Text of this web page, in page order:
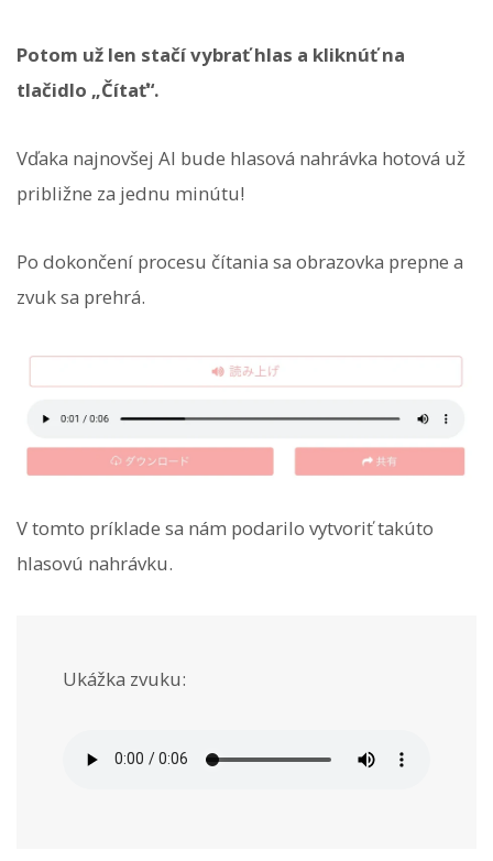
Potom už len stačí vybrať hlas a kliknúť na
tlačidlo „Čítať“.
Vďaka najnovšej AI bude hlasová nahrávka hotová už
približne za jednu minútu!
Po dokončení procesu čítania sa obrazovka prepne a
zvuk sa prehrá.
V tomto príklade sa nám podarilo vytvoriť takúto
hlasovú nahrávku.
Ukážka zvuku: